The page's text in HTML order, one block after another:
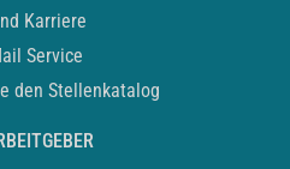
Karriere
Service
den Stellenkatalog